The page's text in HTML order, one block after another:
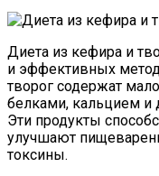
Диета из кефира и
и эффективных
творог содержат
белками, кальцием
Эти продукты
улучшают
токсины.